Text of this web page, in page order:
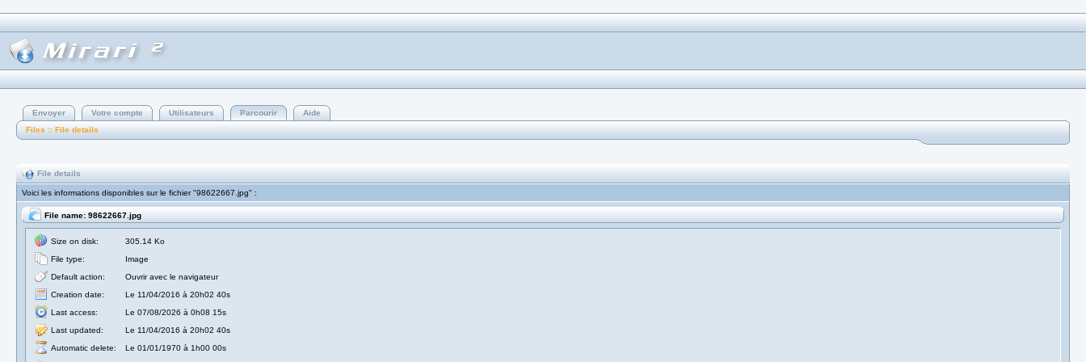
Envoyer Votre compte Utilisateurs Parcourir
Aide
Files :: File details
File details
Voici les informations disponibles sur le fichier "98622667.jpg" :
File name: 98622667.jpg
Size on disk:
305.14 Ko
File type:
Image
Default action:
Ouvrir avec le navigateur
Creation date:
Le 11/04/2016 à 20h02 40s
Last access:
Le 07/08/2026 à 0h08 15s
Last updated:
Le 11/04/2016 à 20h02 40s
Automatic delete:
Le 01/01/1970 à 1h00 00s